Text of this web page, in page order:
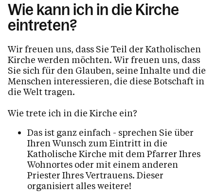
Wie kann ich in die Kirche
eintreten?
Wir freuen uns, dass Sie Teil der Katholischen
Kirche werden möchten. Wir freuen uns, dass
Sie sich für den Glauben, seine Inhalte und die
Menschen interessieren, die diese Botschaft in
die Welt tragen.
Wie trete ich in die Kirche ein?
Das ist ganz einfach - sprechen Sie über
Ihren Wunsch zum Eintritt in die
Katholische Kirche mit dem Pfarrer Ihres
Wohnortes oder mit einem anderen
Priester Ihres Vertrauens. Dieser
organisiert alles weitere!